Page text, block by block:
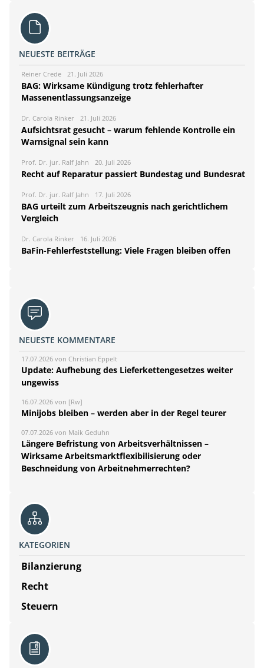
NEUESTE BEITRÄGE
Reiner Crede 21. Juli 2026
BAG: Wirksame Kündigung trotz fehlerhafter
Massenentlassungsanzeige
Dr. Carola Rinker 21. Juli 2026
Aufsichtsrat gesucht – warum fehlende Kontrolle ein
Warnsignal sein kann
Prof. Dr. jur. Ralf Jahn 20. Juli 2026
Recht auf Reparatur passiert Bundestag und Bundesrat
Prof. Dr. jur. Ralf Jahn 17. Juli 2026
BAG urteilt zum Arbeitszeugnis nach gerichtlichem
Vergleich
Dr. Carola Rinker 16. Juli 2026
BaFin-Fehlerfeststellung: Viele Fragen bleiben offen
NEUESTE KOMMENTARE
17.07.2026 von Christian Eppelt
Update: Aufhebung des Lieferkettengesetzes weiter
ungewiss
16.07.2026 von [Rw]
Minijobs bleiben – werden aber in der Regel teurer
07.07.2026 von Maik Geduhn
Längere Befristung von Arbeitsverhältnissen –
Wirksame Arbeitsmarktflexibilisierung oder
Beschneidung von Arbeitnehmerrechten?
KATEGORIEN
Bilanzierung
Recht
Steuern